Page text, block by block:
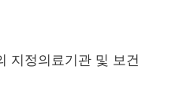
지정의료기관 및 보건